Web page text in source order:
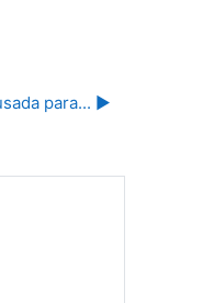
para... ▶︎